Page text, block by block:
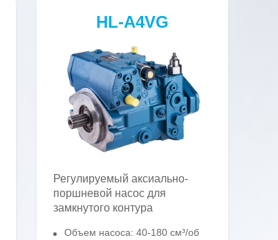
HL-A4VG
Регулируемый аксиально-
поршневой насос для
замкнутого контура
Объем насоса: 40-180 см³/об